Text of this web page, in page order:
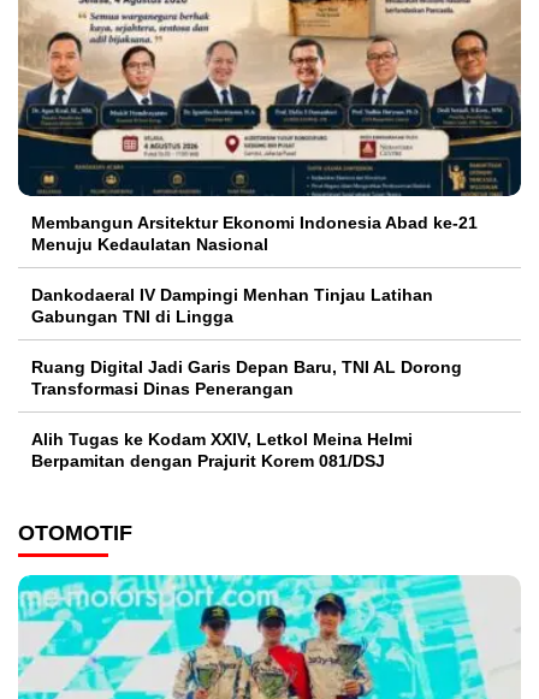
Membangun Arsitektur Ekonomi Indonesia Abad ke-21
Menuju Kedaulatan Nasional
Dankodaeral IV Dampingi Menhan Tinjau Latihan
Gabungan TNI di Lingga
Ruang Digital Jadi Garis Depan Baru, TNI AL Dorong
Transformasi Dinas Penerangan
Alih Tugas ke Kodam XXIV, Letkol Meina Helmi
Berpamitan dengan Prajurit Korem 081/DSJ
OTOMOTIF